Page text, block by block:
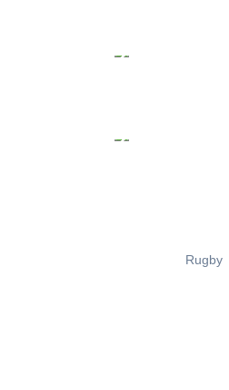
Rugby